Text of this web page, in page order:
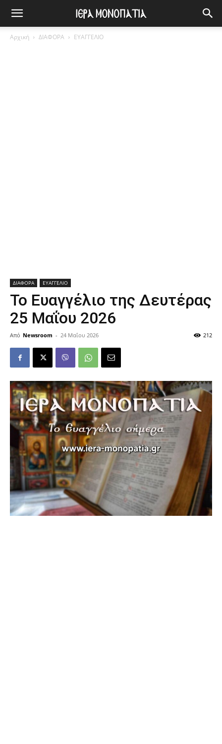
Αρχική ΔΙΑΦΟΡΑ ΕΥΑΓΓΕΛΙΟ
ΔΙΑΦΟΡΑ ΕΥΑΓΓΕΛΙΟ
Το Ευαγγέλιο της Δευτέρας
25 Μαΐου 2026
Από Newsroom - 24 Μαΐου 2026 212